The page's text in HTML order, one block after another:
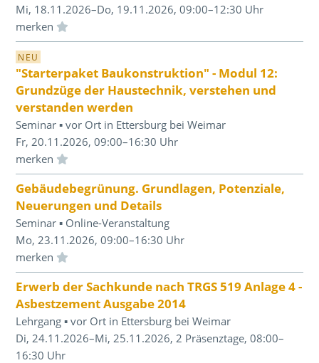
Mi, 18.11.2026–Do, 19.11.2026, 09:00–12:30 Uhr
Einloggen und Merkliste benutzen
NEU
"Starterpaket Baukonstruktion" - Modul 12:
Grundzüge der Haustechnik, verstehen und
verstanden werden
Seminar ▪ vor Ort in Ettersburg bei Weimar
Fr, 20.11.2026, 09:00–16:30 Uhr
Einloggen und Merkliste benutzen
Gebäudebegrünung. Grundlagen, Potenziale,
Neuerungen und Details
Seminar ▪ Online-Veranstaltung
Mo, 23.11.2026, 09:00–16:30 Uhr
Einloggen und Merkliste benutzen
Erwerb der Sachkunde nach TRGS 519 Anlage 4 -
Asbestzement Ausgabe 2014
Lehrgang ▪ vor Ort in Ettersburg bei Weimar
Di, 24.11.2026–Mi, 25.11.2026, 2 Präsenztage, 08:00–
16:30 Uhr